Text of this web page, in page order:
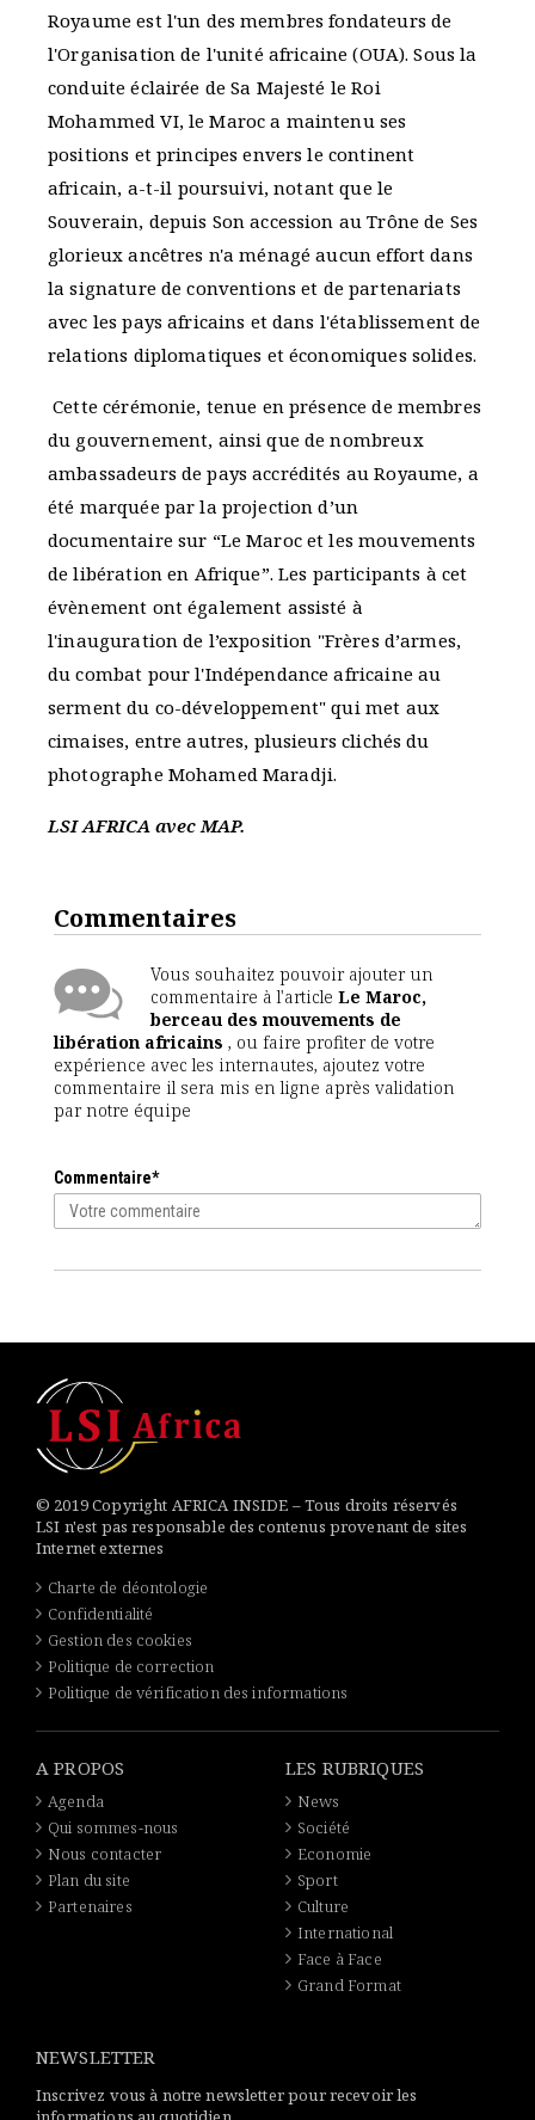
Royaume est l'un des membres fondateurs de
l'Organisation de l'unité africaine (OUA). Sous la
conduite éclairée de Sa Majesté le Roi
Mohammed VI, le Maroc a maintenu ses
positions et principes envers le continent
africain, a-t-il poursuivi, notant que le
Souverain, depuis Son accession au Trône de Ses
glorieux ancêtres n'a ménagé aucun effort dans
la signature de conventions et de partenariats
avec les pays africains et dans l'établissement de
relations diplomatiques et économiques solides.
Cette cérémonie, tenue en présence de membres
du gouvernement, ainsi que de nombreux
ambassadeurs de pays accrédités au Royaume, a
été marquée par la projection d’un
documentaire sur “Le Maroc et les mouvements
de libération en Afrique”. Les participants à cet
évènement ont également assisté à
l'inauguration de l’exposition "Frères d’armes,
du combat pour l'Indépendance africaine au
serment du co-développement" qui met aux
cimaises, entre autres, plusieurs clichés du
photographe Mohamed Maradji.
LSI AFRICA avec MAP.
Commentaires
Vous souhaitez pouvoir ajouter un
commentaire à l'article Le Maroc,
berceau des mouvements de
libération africains , ou faire profiter de votre
expérience avec les internautes, ajoutez votre
commentaire il sera mis en ligne après validation
par notre équipe
Commentaire*
© 2019 Copyright AFRICA INSIDE – Tous droits réservés
LSI n'est pas responsable des contenus provenant de sites
Internet externes
Charte de déontologie
Confidentialité
Gestion des cookies
Politique de correction
Politique de vérification des informations
A PROPOS
Agenda
Qui sommes-nous
Nous contacter
Plan du site
Partenaires
LES RUBRIQUES
News
Société
Economie
Sport
Culture
International
Face à Face
Grand Format
NEWSLETTER
Inscrivez vous à notre newsletter pour recevoir les